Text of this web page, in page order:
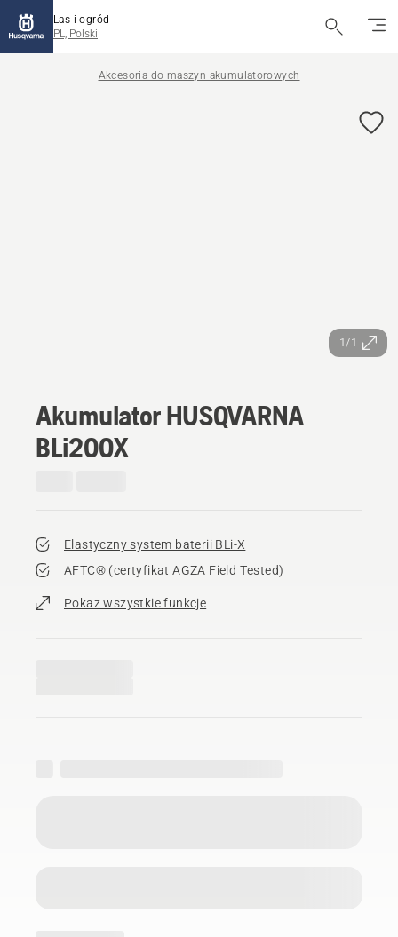
Las i ogród
PL, Polski
Akcesoria do maszyn akumulatorowych
1/1
Akumulator HUSQVARNA
BLi200X
Elastyczny system baterii BLi-X
AFTC® (certyfikat AGZA Field Tested)​
Pokaz wszystkie funkcje